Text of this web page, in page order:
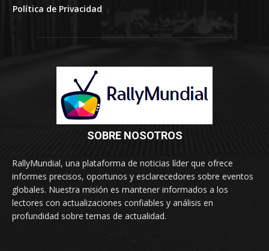
Política de Privacidad
SOBRE NOSOTROS
RallyMundial, una plataforma de noticias líder que ofrece
informes precisos, oportunos y esclarecedores sobre eventos
globales. Nuestra misión es mantener informados a los
lectores con actualizaciones confiables y análisis en
profundidad sobre temas de actualidad.